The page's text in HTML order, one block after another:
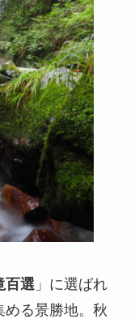
百選 」に選ばれ
める景勝地。秋